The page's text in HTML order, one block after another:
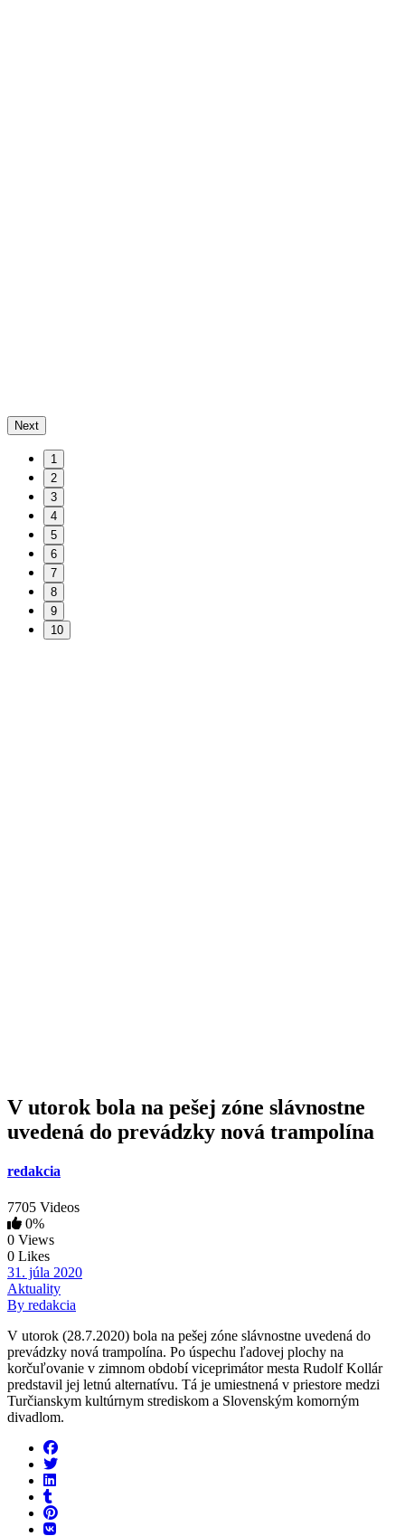
Next
1
2
3
4
5
6
7
8
9
10
V utorok bola na pešej zóne slávnostne
uvedená do prevádzky nová trampolína
redakcia
7705 Videos
0%
0 Views
0 Likes
31. júla 2020
Aktuality
By redakcia
V utorok (28.7.2020) bola na pešej zóne slávnostne uvedená do
prevádzky nová trampolína. Po úspechu ľadovej plochy na
korčuľovanie v zimnom období viceprimátor mesta Rudolf Kollár
predstavil jej letnú alternatívu. Tá je umiestnená v priestore medzi
Turčianskym kultúrnym strediskom a Slovenským komorným
divadlom.